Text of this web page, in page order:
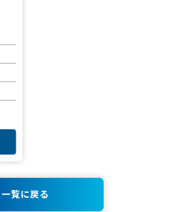
一覧に戻る